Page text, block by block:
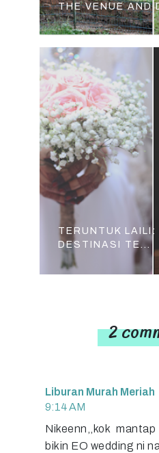
THE VENUE AND
TERUNTUK LAILI:
DESTINASI TE...
2
Liburan Murah Meriah
9:14 AM
Nikeenn,,kok
bikin EO wedding ni